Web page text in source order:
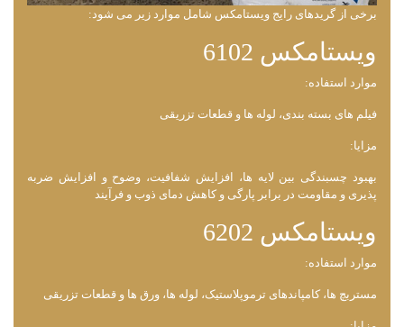
برخی از گریدهای رایج ویستامکس شامل موارد زیر می شود:
ویستامکس 6102
موارد استفاده:
فیلم ‌های بسته ‌بندی، لوله ‌ها و قطعات تزریقی
مزایا:
بهبود چسبندگی بین لایه ‌ها، افزایش شفافیت، وضوح و افزایش ضربه
‌پذیری و مقاومت در برابر پارگی و کاهش دمای ذوب و فرآیند
ویستامکس 6202
موارد استفاده:
مستربچ ‌ها، کامپاندهای ترموپلاستیک، لوله ‌ها، ورق ‌ها و قطعات تزریقی